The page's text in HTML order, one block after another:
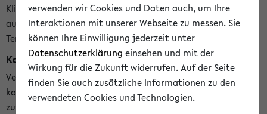
Klicken Sie auf das Semester, welches Sie für Ihre Sitzung
auswählen möchten. Bitte beachten Sie auch die weiteren
Termine imKalender der Lehrplanung
Kalenderintegration
Verwenden Sie die folgende Adresse, um mit einer
kompatiblen Kalenderanwendung auf die Vorlesungszeiten
zuzugreifen (nähere Informationen
finden Sie hier
verwenden wir Cookies und Daten auch, um Ihre
Interaktionen mit unserer Webseite zu messen. Sie
können Ihre Einwilligung jederzeit unter
Datenschutzerklärung einsehen und mit der
Wirkung für die Zukunft widerrufen. Auf der Seite
finden Sie auch zusätzliche Informationen zu den
verwendeten Cookies und Technologien.